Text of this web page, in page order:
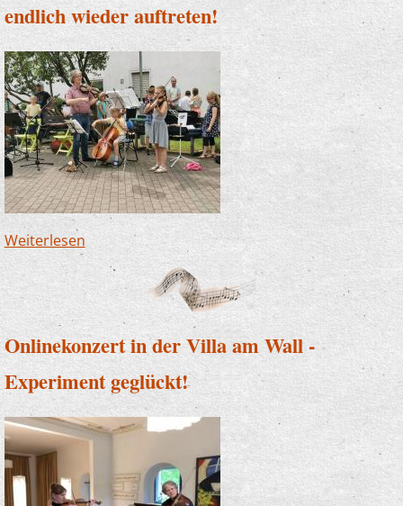
endlich wieder auftreten!
Weiterlesen über Fensterkonzert in St. Josef Eiringhausen -
endlich wieder auftreten!
Onlinekonzert in der Villa am Wall -
Experiment geglückt!